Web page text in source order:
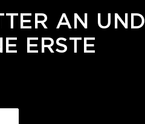
AN UND
ERSTE